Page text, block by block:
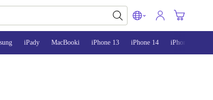
iPady MacBooki iPhone 13 iPhone 14 iPhone 15